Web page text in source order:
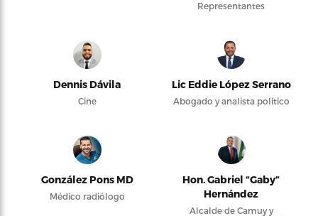
Representantes
Dennis Dávila
Cine
Lic Eddie López Serrano
Abogado y analista político
González Pons MD
Médico radiólogo
Hon. Gabriel “Gaby”
Hernández
Alcalde de Camuy y